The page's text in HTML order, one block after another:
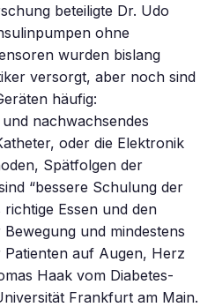
beteiligte Dr. Udo
ohne
wurden bislang
versorgt, aber noch sind
häufig:
nachwachsendes
oder die Elektronik
Spätfolgen der
“bessere Schulung der
Essen und den
und mindestens
auf Augen, Herz
Haak vom Diabetes-
Frankfurt am Main.